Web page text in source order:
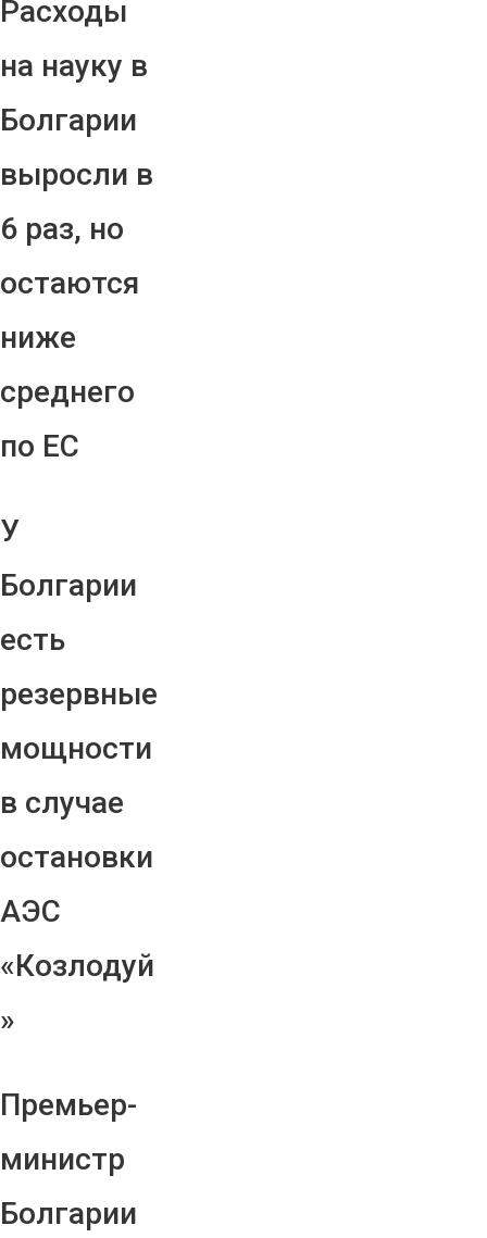
Расходы
на науку в
Болгарии
выросли в
6 раз, но
остаются
ниже
среднего
по ЕС
У
Болгарии
есть
резервные
мощности
в случае
остановки
АЭС
«Козлодуй
»
Премьер-
министр
Болгарии